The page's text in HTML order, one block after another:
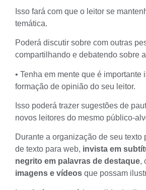
Isso fará com que o leitor se
temática.
Poderá discutir sobre com outras
compartilhando e debatendo sobre
• Tenha em mente que é importante
formação de opinião do seu leitor.
Isso poderá trazer sugestões de
novos leitores do mesmo público-
Durante a organização de seu texto
de texto para web, invista em
negrito em palavras de destaque,
imagens e vídeos que possam